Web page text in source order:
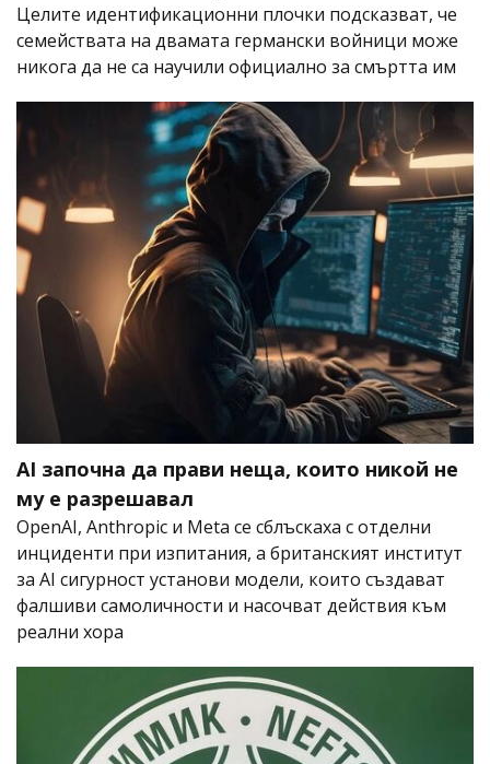
Целите идентификационни плочки подсказват, че
семействата на двамата германски войници може
никога да не са научили официално за смъртта им
AI започна да прави неща, които никой не
му е разрешавал
OpenAI, Anthropic и Meta се сблъскаха с отделни
инциденти при изпитания, а британският институт
за AI сигурност установи модели, които създават
фалшиви самоличности и насочват действия към
реални хора